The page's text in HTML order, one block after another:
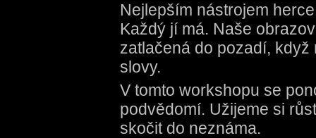
Nejlepším nástrojem
Každý jí má. Naše
zatlačená do pozadí,
slovy.
V tomto workshopu se
podvědomí. Užijeme si
skočit do neznáma.